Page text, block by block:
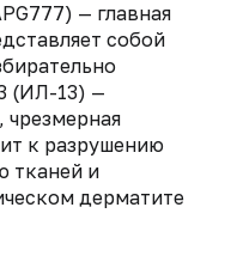
— главная
собой
(ИЛ-13) —
к разрушению
тканей и
дерматите